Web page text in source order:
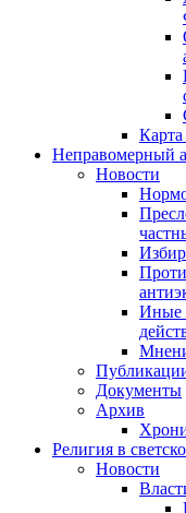
Неправомерный
Новости
Иные
Документы
Архив
Религия в
Новости